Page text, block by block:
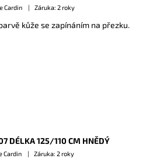
Cardin Záruka: 2 roky
kůže se zapínáním na přezku.
DÉLKA 125/110 CM HNĚDÝ
Cardin Záruka: 2 roky